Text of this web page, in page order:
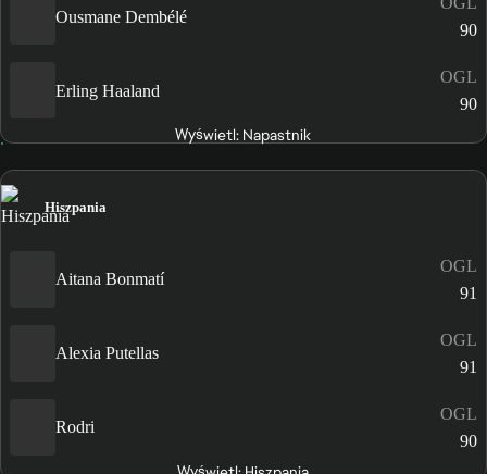
Ousmane Dembélé
90
Erling Haaland
OGL
90
Wyświetl: Napastnik
Hiszpania
Aitana Bonmatí
OGL
91
Alexia Putellas
OGL
91
Rodri
OGL
90